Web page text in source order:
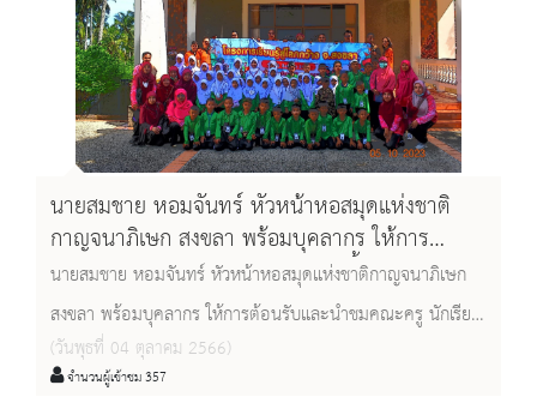
นายสมชาย หอมจันทร์ หัวหน้าหอสมุดแห่งชาติ
กาญจนาภิเษก สงขลา พร้อมบุคลากร ให้การ
ต้อนรับและนำชมคณะครู นักเรียน ชั้นอนุบาล ถึง
ป.๓ และผู้ปกครอง จำนวน ๑๓๕ คน จากโรงเรียนพิ
เทน(วันครู๒๕๐๒) อำเภอทุ่งยางแดง จังหวัดปัตตานี
นายสมชาย หอมจันทร์ หัวหน้าหอสมุดแห่งชาติกาญจนาภิเษก
สงขลา พร้อมบุคลากร ให้การต้อนรับและนำชมคณะครู นักเรียน
ชั้นอนุบาล ถึง ป.๓ และผู้ปกครอง จำนวน ๑๓๕ คน จากโรง
เรียนพิเทน(วันครู๒๕๐๒) อำเภอทุ่งยางแดง จังหวัดปัตตานี
(วันพุธที่ 04 ตุลาคม 2566)
จำนวนผู้เข้าชม 357